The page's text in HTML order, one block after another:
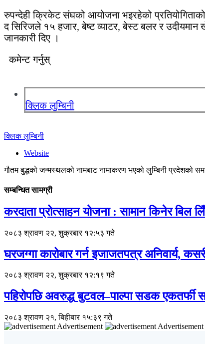
रुपन्देही क्रिकेट संघको आयोजना भइरहेको
द सिरिजले १५ हजार, बेष्ट व्याटर, बेस्ट बलर र
जानकारी दिए ।
कमेन्ट गर्नुस्
क्लिक लुम्बिनी
क्लिक लुम्बिनी
Website
गौतम बुद्धको जन्मस्थलको नामबाट नामाकरण भएको लुम्बिनी प्रदेशको
सम्बन्धित सामग्री
करदाता प्रोत्साहन योजना : सामान किनेर बिल
२०८३ श्रावण २२, शुक्रबार १२:५३ गते
घरजग्गा कारोबार गर्न इजाजतपत्र अनिवार्य,
२०८३ श्रावण २२, शुक्रबार १२:१९ गते
पहिरोपछि अवरुद्ध बुटवल–पाल्पा सडक एकतर्फी
२०८३ श्रावण २१, बिहीबार १५:३९ गते
Advertisement
Advertisement